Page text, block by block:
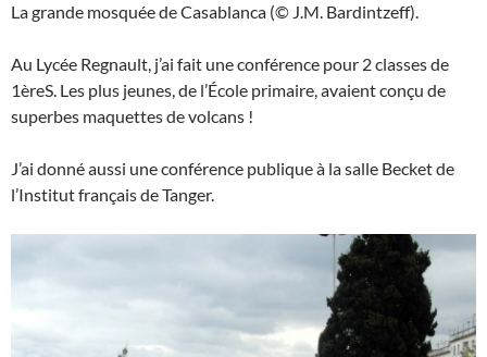
La grande mosquée de Casablanca (© J.M. Bardintzeff).
Au Lycée Regnault, j’ai fait une conférence pour 2 classes de
1èreS. Les plus jeunes, de l’École primaire, avaient conçu de
superbes maquettes de volcans !
J’ai donné aussi une conférence publique à la salle Becket de
l’Institut français de Tanger.